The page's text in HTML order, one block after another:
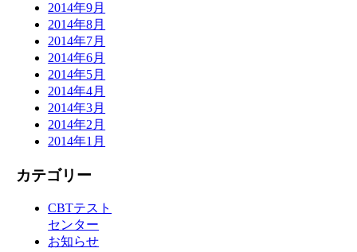
2014年9月
2014年8月
2014年7月
2014年6月
2014年5月
2014年4月
2014年3月
2014年2月
2014年1月
カテゴリー
CBTテスト
センター
お知らせ